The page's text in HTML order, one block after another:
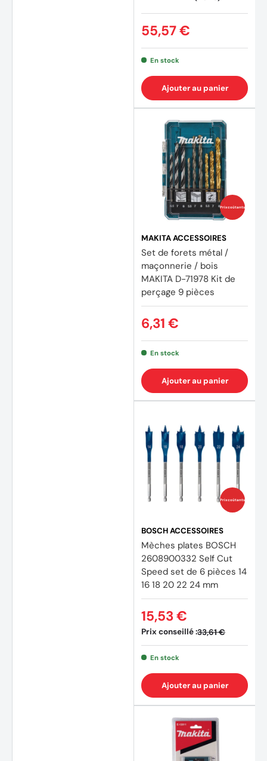
55,57 €
En stock
Ajouter au panier
Prix coûtants
MAKITA ACCESSOIRES
Set de forets métal /
maçonnerie / bois
MAKITA D-71978 Kit de
perçage 9 pièces
6,31 €
En stock
Ajouter au panier
Prix coûtants
BOSCH ACCESSOIRES
Mèches plates BOSCH
2608900332 Self Cut
Speed set de 6 pièces 14
16 18 20 22 24 mm
Prix conseillé :33,61 €
15,53 €
En stock
Ajouter au panier